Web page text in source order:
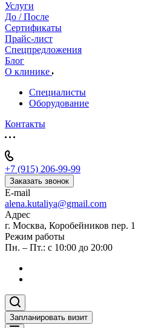
Услуги
До / После
Сертификаты
Прайс-лист
Спецпредложения
Блог
О клинике
Специалисты
Оборудование
Контакты
+7 (915) 206-99-99
Заказать звонок
E-mail
alena.kutaliya@gmail.com
Адрес
г. Москва, Коробейников пер. 1
Режим работы
Пн. – Пт.: с 10:00 до 20:00
Запланировать визит